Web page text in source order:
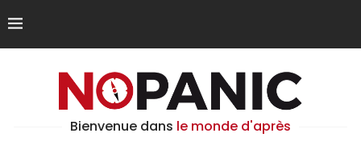
Bienvenue dans le monde d'après